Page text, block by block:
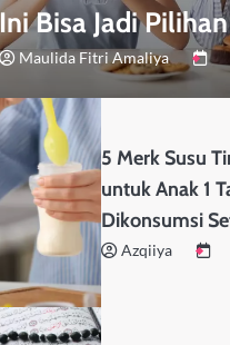
Ini Bisa Jadi
Maulida Fitri Amaliya
5 Merk Susu
untuk Anak 1
Dikonsumsi
Azqiiya